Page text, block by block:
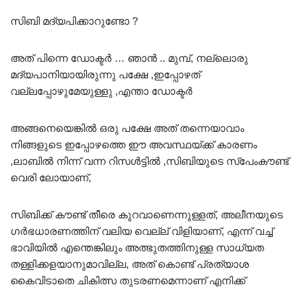
സിബി മദ്യപിക്കാറുണ്ടോ ?
അത് പിന്നെ ഡോക്ടർ … ഞാൻ .. മുമ്പ്, നല്ലൊരു
മദ്യപാനിയായിരുന്നു പക്ഷേ ,ഇപ്പോഴത്
വല്ലപ്പോഴുമേയുള്ളു ,എന്താ ഡോക്ടർ
അങ്ങനെയെങ്കിൽ ഒരു പക്ഷേ അത് തന്നെയാവാം
നിങ്ങളുടെ ഇപ്പോഴത്തെ ഈ അവസ്ഥയ്ക്ക് കാരണം
,ലാബിൽ നിന്ന് വന്ന റിസൾട്ടിൽ ,സിബിയുടെ സ്പേംകൗണ്ട്
വെരി ലോയാണ്,
സിബിക്ക് കൗണ്ട് തീരെ കുറവാണെന്നുള്ളത്, അലീനയുടെ
ഗർഭധാരണത്തിന് വലിയ വെല്ല് വിളിയാണ്, എന്ന് വച്ച്
ഭാവിയിൽ എന്തെങ്കിലും അത്ഭുതത്തിനുള്ള സാധ്യത
തള്ളിക്കളയാനുമാവില്ല, അത് കൊണ്ട് പ്രത്യാശ
കൈവിടാതെ ചികിത്സ തുടരണമെന്നാണ് എനിക്ക്